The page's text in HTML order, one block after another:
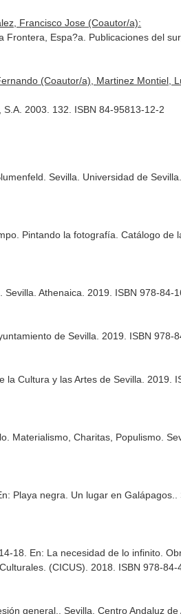
Francisco Jose (Coautor/a):
Espa?a. Publicaciones del
(Coautor/a), Martinez Montiel,
2003. 132. ISBN 84-95813-12-2
. Sevilla. Universidad de
Pintando la fotografía. Catálogo de
. Sevilla. Athenaica. 2019. ISBN 978-84-
de Sevilla. 2019. ISBN 978-
la Cultura y las Artes de Sevilla. 2019.
Materialismo, Charitas, Populismo .
Playa negra. Un lugar en Galápagos.
18. En: La necesidad de lo infinito.
(CICUS). 2018. ISBN 978-
general. . Sevilla. Centro Andaluz de